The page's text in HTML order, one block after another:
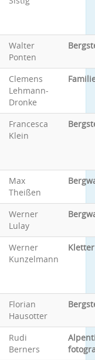
Walter
Ponten
Clemens
Lehmann-
Dronke
Francesca
Klein
Max
Theißen
Werner
Lulay
Werner
Kunzelmann
Florian
Hausotter
Rudi
Berners